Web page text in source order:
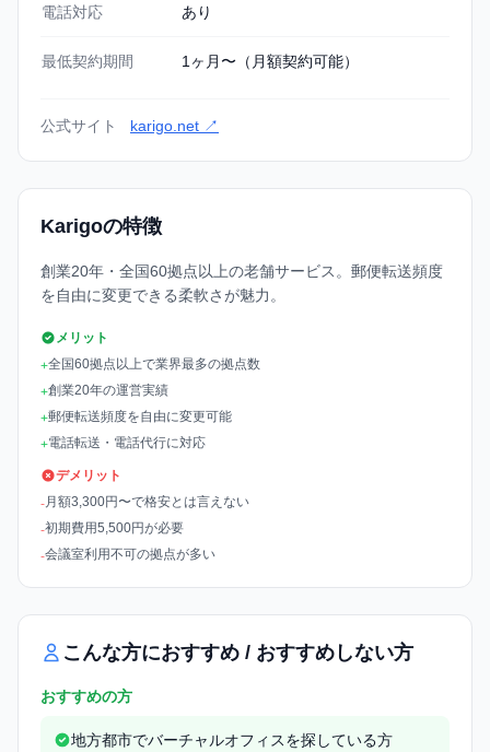
電話対応 あり
最低契約期間 1ヶ月〜（月額契約可能）
公式サイト karigo.net ↗
Karigoの特徴
創業20年・全国60拠点以上の老舗サービス。郵便転送頻度
を自由に変更できる柔軟さが魅力。
メリット
+全国60拠点以上で業界最多の拠点数
+創業20年の運営実績
+郵便転送頻度を自由に変更可能
+電話転送・電話代行に対応
デメリット
-月額3,300円〜で格安とは言えない
-初期費用5,500円が必要
-会議室利用不可の拠点が多い
こんな方におすすめ / おすすめしない方
おすすめの方
地方都市でバーチャルオフィスを探している方